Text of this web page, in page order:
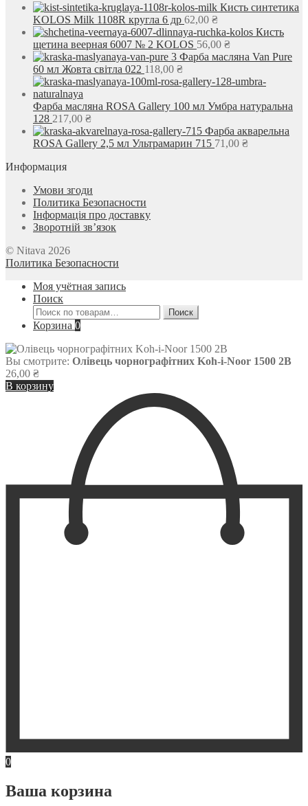
Кисть синтетика
KOLOS Milk 1108R кругла 6 др 62,00 ₴
Кисть
щетина веерная 6007 № 2 KOLOS 56,00 ₴
Фарба масляна Van Pure
60 мл Жовта світла 022 118,00 ₴
Фарба масляна ROSA Gallery 100 мл Умбра натуральна
128 217,00 ₴
Фарба акварельна
ROSA Gallery 2,5 мл Ультрамарин 715 71,00 ₴
Информация
Умови згоди
Политика Безопасности
Інформація про доставку
Зворотній зв’язок
© Nitava 2026
Политика Безопасности
Моя учётная запись
Поиск
Искать:
Поиск
Корзина 0
Вы смотрите: Олівець чорнографітних Koh-i-Noor 1500 2B
26,00 ₴
В корзину
0
Ваша корзина